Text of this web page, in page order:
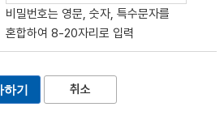
비밀번호는 영문, 숫자, 특수문자를
혼합하여 8-20자리로 입력
취소